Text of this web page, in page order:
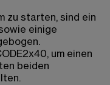
zu starten, sind ein
einige
um einen
beiden